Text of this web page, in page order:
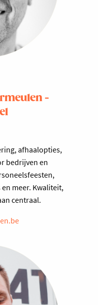
-
afhaalopties,
bedrijven en
meer. Kwaliteit,
centraal.